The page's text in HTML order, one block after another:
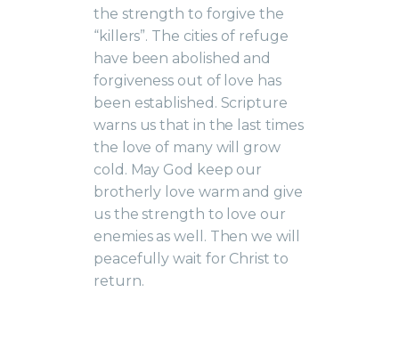
the strength to forgive the
“killers”. The cities of refuge
have been abolished and
forgiveness out of love has
been established. Scripture
warns us that in the last times
the love of many will grow
cold. May God keep our
brotherly love warm and give
us the strength to love our
enemies as well. Then we will
peacefully wait for Christ to
return.